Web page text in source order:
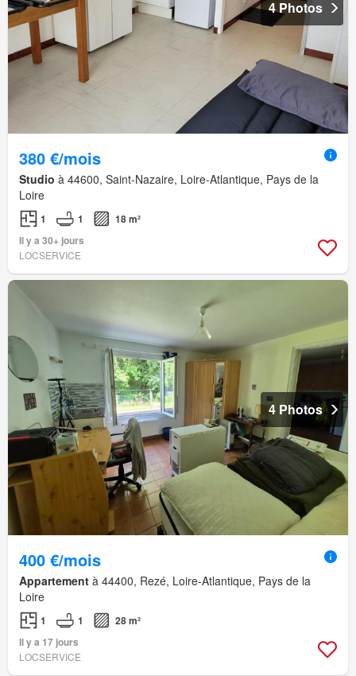
4 Photos
380 €/mois
Studio à 44600, Saint-Nazaire, Loire-Atlantique, Pays de la
Loire
1 1
18 m²
Il y a 30+ jours
LOCSERVICE
4 Photos
400 €/mois
Appartement à 44400, Rezé, Loire-Atlantique, Pays de la
Loire
1 1
28 m²
Il y a 17 jours
LOCSERVICE